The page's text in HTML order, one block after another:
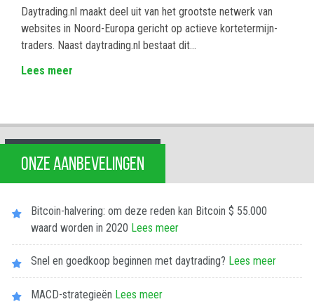
Daytrading.nl maakt deel uit van het grootste netwerk van
websites in Noord-Europa gericht op actieve kortetermijn-
traders. Naast daytrading.nl bestaat dit...
Lees meer
ONZE AANBEVELINGEN
Bitcoin-halvering: om deze reden kan Bitcoin $ 55.000
waard worden in 2020 Lees meer
Snel en goedkoop beginnen met daytrading? Lees meer
MACD-strategieën Lees meer